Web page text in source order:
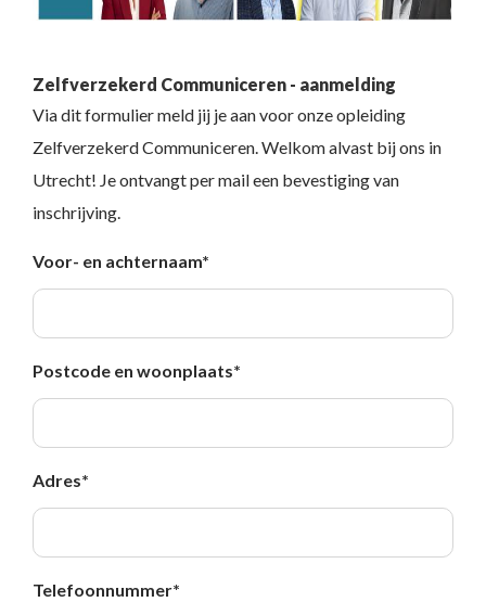
Zelfverzekerd Communiceren - aanmelding
Via dit formulier meld jij je aan voor onze opleiding
Zelfverzekerd Communiceren. Welkom alvast bij ons in
Utrecht! Je ontvangt per mail een bevestiging van
inschrijving.
Voor- en achternaam*
Postcode en woonplaats*
Adres*
Telefoonnummer*